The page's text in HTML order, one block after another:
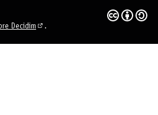
Decidim .
Licence
(Lien